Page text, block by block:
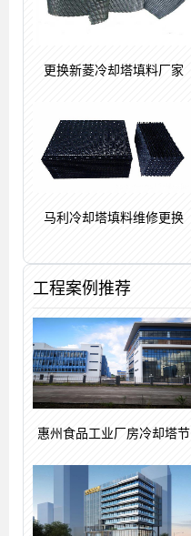
更换新菱冷却塔填料厂家
马利冷却塔填料维修更换
工程案例推荐
惠州食品工业厂房冷却塔节